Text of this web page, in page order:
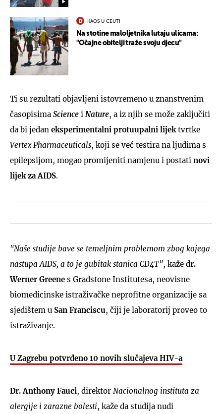
KAOS U CEUTI
Na stotine maloljetnika lutaju ulicama:
"Očajne obitelji traže svoju djecu"
Ti su rezultati objavljeni istovremeno u znanstvenim
časopisima Science i Nature, a iz njih se može zaključiti
da bi jedan eksperimentalni protuupalni lijektvrtke
Vertex Pharmaceuticals, koji se već testira na ljudima s
epilepsijom, mogao promijeniti namjenu i postati novi
lijek za AIDS.
"Naše studije bave se temeljnim problemom zbog kojega
nastupa AIDS, a to je gubitak stanica CD4T", kaže dr.
Werner Greene s Gradstone Institutesa, neovisne
biomedicinske istraživačke neprofitne organizacije sa
sjedištem u San Franciscu, čiji je laboratorij proveo to
istraživanje.
U Zagrebu potvrđeno 10 novih slučajeva HIV-a
Dr. Anthony Fauci, direktor Nacionalnog instituta za
alergije i zarazne bolesti, kaže da studija nudi